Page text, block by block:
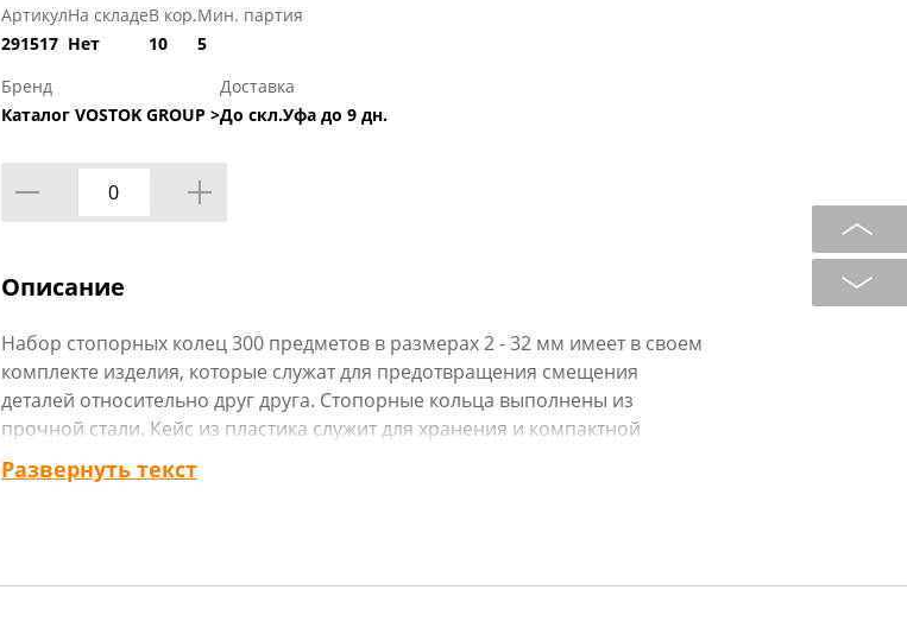
Артикул
291517
На складе
Нет
В кор.
10
Мин. партия
5
Бренд
Каталог VOSTOK GROUP >
Доставка
До скл.Уфа до 9 дн.
Описание
Набор стопорных колец 300 предметов в размерах 2 - 32 мм имеет в своем
комплекте изделия, которые служат для предотвращения смещения
деталей относительно друг друга. Стопорные кольца выполнены из
прочной стали. Кейс из пластика служит для хранения и компактной
транспортировки.
Развернуть текст